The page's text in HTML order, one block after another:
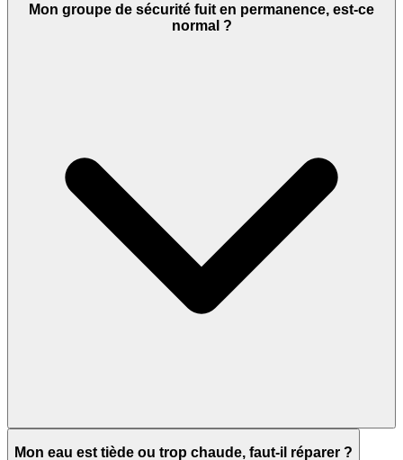
Mon groupe de sécurité fuit en permanence, est-ce
normal ?
Mon eau est tiède ou trop chaude, faut-il réparer ?